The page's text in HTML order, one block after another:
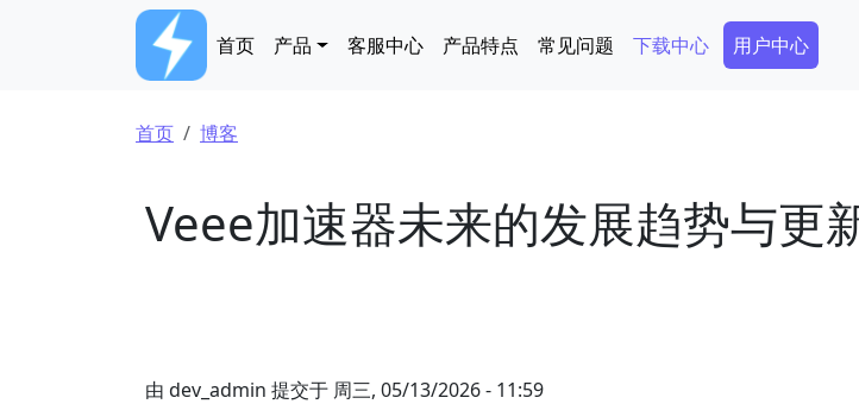
Main navigation
首页 产品 客服中心 产品特点 常见问题 下载中心 Secondary
用户中心
面包屑
首页 博客
Veee加速器未来的发展趋势与更
由 dev_admin 提交于 周三, 05/13/2026 - 11:59